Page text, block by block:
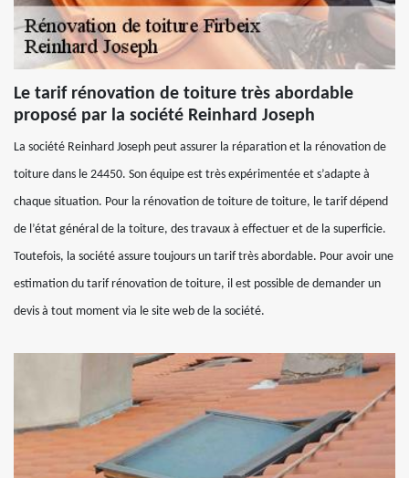
Le tarif rénovation de toiture très abordable
proposé par la société Reinhard Joseph
La société Reinhard Joseph peut assurer la réparation et la rénovation de
toiture dans le 24450. Son équipe est très expérimentée et s’adapte à
chaque situation. Pour la rénovation de toiture de toiture, le tarif dépend
de l’état général de la toiture, des travaux à effectuer et de la superficie.
Toutefois, la société assure toujours un tarif très abordable. Pour avoir une
estimation du tarif rénovation de toiture, il est possible de demander un
devis à tout moment via le site web de la société.